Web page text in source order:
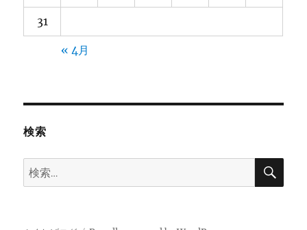
31
« 4月
検索
検
索:
検